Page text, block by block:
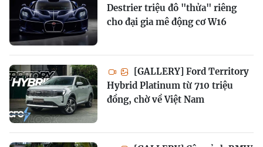
Destrier triệu đô "thửa" riêng
cho đại gia mê động cơ W16
[GALLERY] Ford Territory
Hybrid Platinum từ 710 triệu
đồng, chờ về Việt Nam